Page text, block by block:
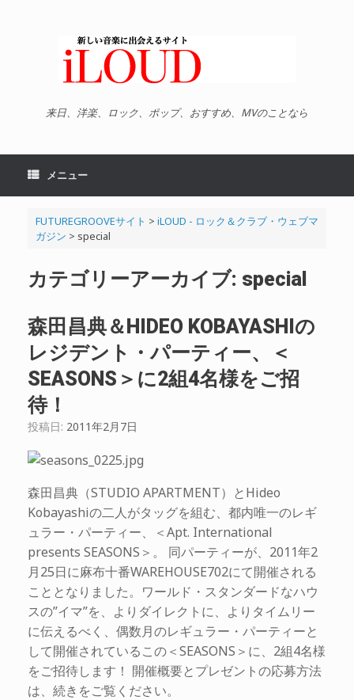
来日、洋楽、ロック、ポップ、おすすめ、MVのことなら
メニュー
FUTUREGROOVEサイト > iLOUD - ロック＆クラブ・ウェブマ
ガジン > special
カテゴリーアーカイブ: special
森田昌典＆HIDEO KOBAYASHIの
レジデント・パーティー、＜
SEASONS＞に2組4名様をご招
待！
投稿日: 2011年2月7日
森田昌典（STUDIO APARTMENT）とHideo
Kobayashiの二人がタッグを組む、都内唯一のレギ
ュラー・パーティー、＜Apt. International
presents SEASONS＞。 同パーティーが、2011年2
月25日に麻布十番WAREHOUSE702にて開催される
こととなりました。ワールド・スタンダードなハウ
スの”イマ”を、よりダイレクトに、よりタイムリー
に伝えるべく、偶数月のレギュラー・パーティーと
して開催されているこの＜SEASONS＞に、2組4名様
をご招待します！ 開催概要とプレゼントの応募方法
は、続きをご覧ください。